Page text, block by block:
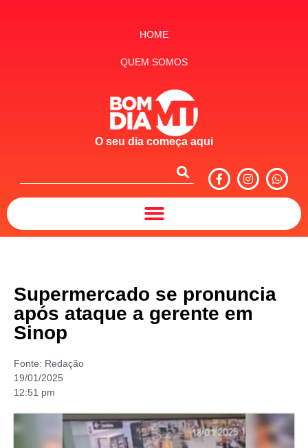
HOME
QUEM SOMOS
O seu dia começa aqui
Supermercado se pronuncia
após ataque a gerente em
Sinop
Fonte: Redação
19/01/2025
12:51 pm